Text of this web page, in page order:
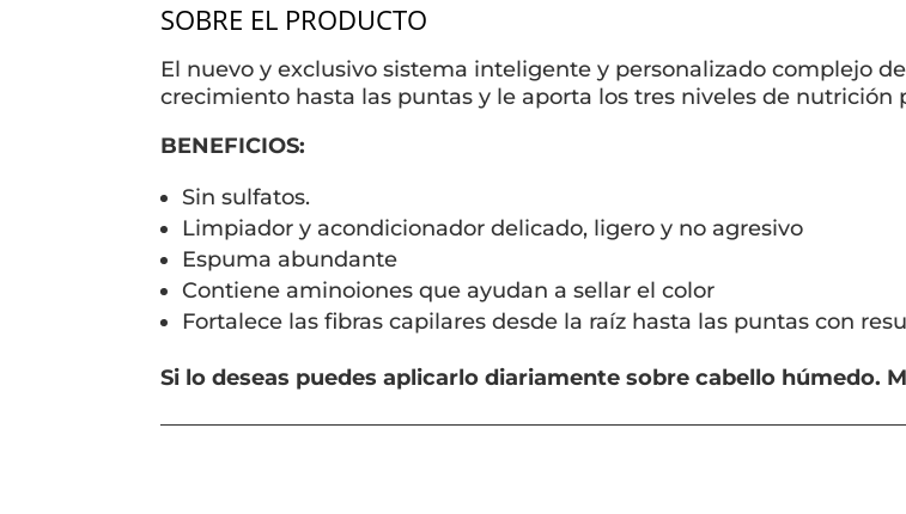
SOBRE EL PRODUCTO
El nuevo y exclusivo sistema inteligente y personalizado complejo
crecimiento hasta las puntas y le aporta los tres niveles de nutrición
BENEFICIOS:
Sin sulfatos.
Limpiador y acondicionador delicado, ligero y no agresivo
Espuma abundante
Contiene aminoiones que ayudan a sellar el color
Fortalece las fibras capilares desde la raíz hasta las puntas con
Si lo deseas puedes aplicarlo diariamente sobre cabello húmedo.